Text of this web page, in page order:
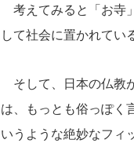
考えてみると「お寺
して社会に置かれてい
そして、日本の仏教
は、もっとも俗っぽく
いうような絶妙なフィ